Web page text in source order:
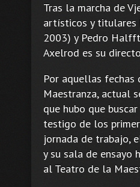
Tras la marcha de
artísticos y titulares
2003) y Pedro
Axelrod es su
Por aquellas
Maestranza, actual
que hubo que
testigo de los
jornada de trabajo,
y su sala de ensayo
al Teatro de la